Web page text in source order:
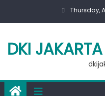
Thursday,
DKI